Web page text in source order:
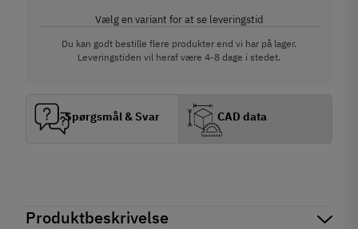
Produktbeskrivelse
Vælg en variant for at se leveringstid
Du kan godt bestille flere produkter end vi har på lager.
Leveringstiden vil heraf være 4-8 dage i stedet.
Spørgsmål & Svar CAD data